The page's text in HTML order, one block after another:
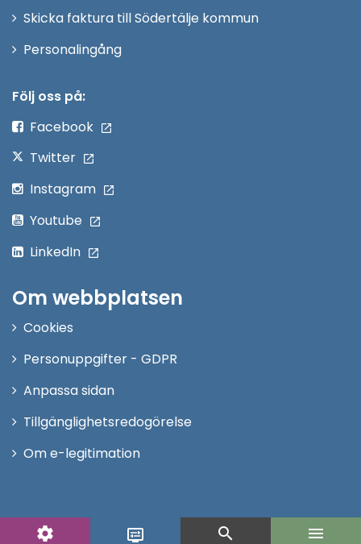
settings display_settings search menu
Skicka faktura till Södertälje kommun
PersonalingångÖppna
Följ oss på:
Facebook
Twitter
Instagram
Youtube
LinkedIn
Om webbplatsen
Cookies
Personuppgifter - GDPR
Anpassa sidan
Tillgänglighetsredogörelse
Om e-legitimation